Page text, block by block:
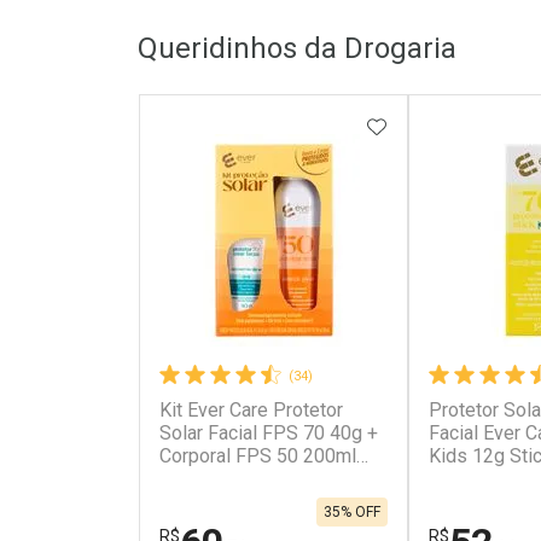
Laboratório
Ativar Desconto
Por R$ 177,90/cada
Por Menos
Por R$ 177,90/cada
Ativar
Por R$
Por
Por R$
Queridinhos da Drogaria
(34)
Kit Ever Care Protetor
Solar Facial FPS 70 40g +
Corporal FPS 50 200ml
R$
35% OFF
ADICIONAR AOS
Protetor
Facial Ever
Kids 12g
R$